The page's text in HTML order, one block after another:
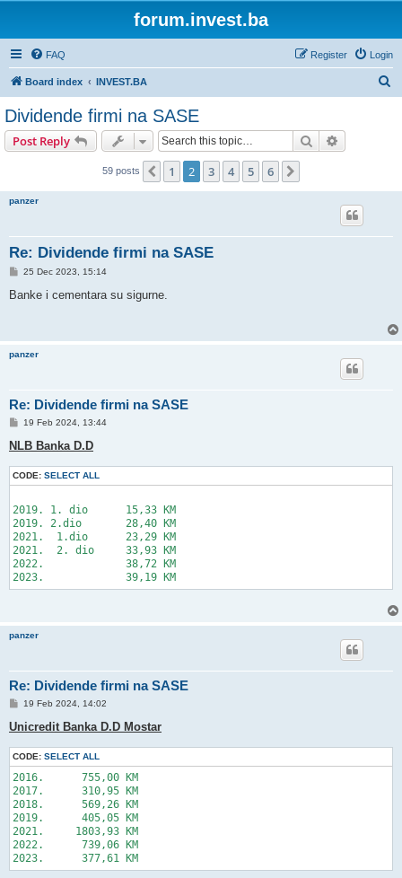
forum.invest.ba
FAQ Login
Register
Board index INVEST.BA
Dividende firmi na SASE
Post Reply Search
59 posts Previous
1 2 3 4 5 6
panzer
Re: Dividende firmi na SASE
P
s
25 Dec 2023, 15:14
Banke i cementara su sigurne.
panzer
Re: Dividende firmi na SASE
P
s
t
19 Feb 2024, 13:44
NLB Banka D.D
CODE: SELECT ALL
2019. 1. dio      15,33 KM
2019. 2.dio       28,40 KM
2021.  1.dio      23,29 KM
2021.  2. dio     33,93 KM
2022.             38,72 KM
panzer
Re: Dividende firmi na SASE
P
s
t
19 Feb 2024, 14:02
Unicredit Banka D.D Mostar
CODE: SELECT ALL
2016.      755,00 KM
2017.      310,95 KM
2018.      569,26 KM
2019.      405,05 KM
2021.     1803,93 KM
2022.      739,06 KM